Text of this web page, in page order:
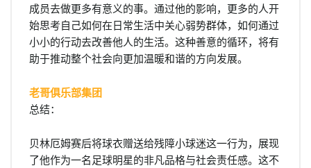
成员去做更多有意义的事。通过他的影响，更多的人开
始思考自己如何在日常生活中关心弱势群体，如何通过
小小的行动去改善他人的生活。这种善意的循环，将有
助于推动整个社会向更加温暖和谐的方向发展。
老哥俱乐部集团
总结：
贝林厄姆赛后将球衣赠送给残障小球迷这一行为，展现
了他作为一名足球明星的非凡品格与社会责任感。这不